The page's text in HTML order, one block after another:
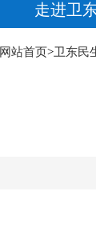
走进卫
网站首页>卫东民